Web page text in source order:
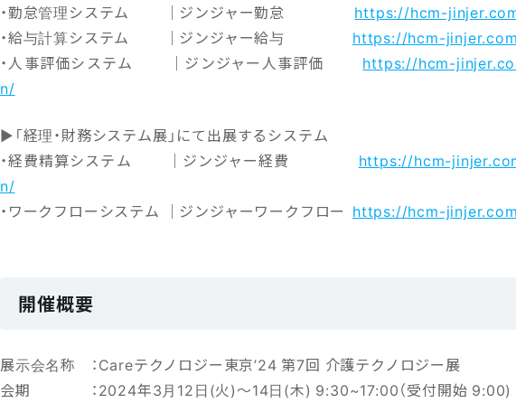
・勤怠管理システム ｜ジンジャー勤怠
https://hcm-
・給与計算システム ｜ジンジャー給与
https://hcm-
・人事評価システム ｜ジンジャー人事評価
https://hcm-
n/
▶「経理・財務システム展」にて出展するシステム
・経費精算システム ｜ジンジャー経費
https://hcm-
n/
・ワークフローシステム ｜ジンジャーワークフロー https://hcm-
開催概要
展示会名称 ：Careテクノロジー東京’24 第7回 介護テクノロジー展
会期 ：2024年3月12日(火)～14日(木) 9:30~17:00（受付開始 9:00)